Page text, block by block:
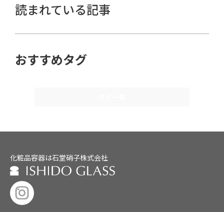
読まれている記事
おすすめタグ
化粧品容器は石堂硝子株式会社